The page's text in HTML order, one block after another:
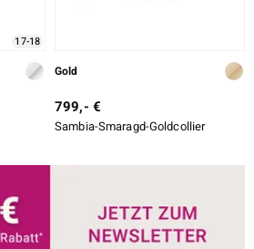
17-18
Gold
799,- €
Sambia-Smaragd-Goldcollier